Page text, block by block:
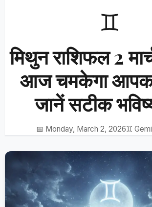
♊
मिथुन राशिफल 2
आज चमकेगा आपका
जानें सटीक
📅 Monday, March 2, 2026♊